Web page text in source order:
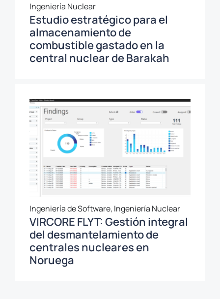
Ingeniería Nuclear
Estudio estratégico para el
almacenamiento de
combustible gastado en la
central nuclear de Barakah
Ingeniería de Software, Ingeniería Nuclear
VIRCORE FLYT: Gestión integral
del desmantelamiento de
centrales nucleares en
Noruega